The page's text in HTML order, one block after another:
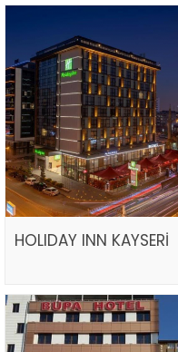
HOLIDAY INN KAYSERİ